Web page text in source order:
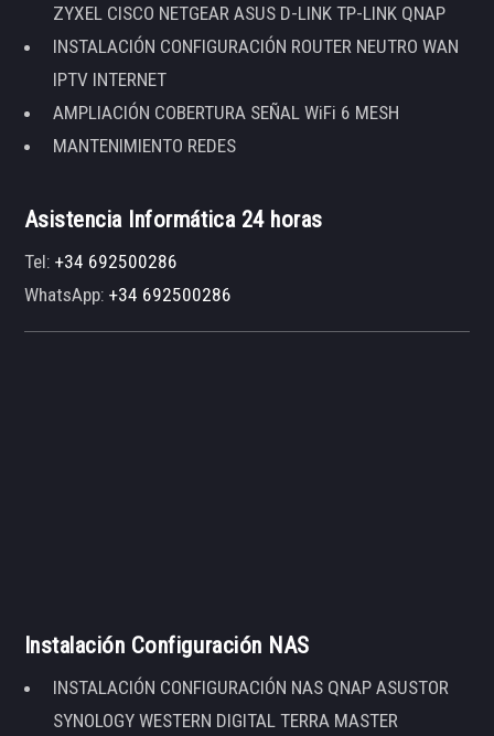
ZYXEL CISCO NETGEAR ASUS D-LINK TP-LINK QNAP
INSTALACIÓN CONFIGURACIÓN ROUTER NEUTRO WAN
IPTV INTERNET
AMPLIACIÓN COBERTURA SEÑAL WiFi 6 MESH
MANTENIMIENTO REDES
Asistencia Informática 24 horas
Tel:+34 692500286
WhatsApp:+34 692500286
Instalación Configuración NAS
INSTALACIÓN CONFIGURACIÓN NAS QNAP ASUSTOR
SYNOLOGY WESTERN DIGITAL TERRA MASTER